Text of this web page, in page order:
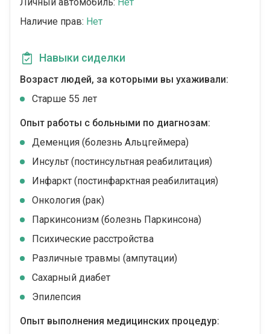
Наличие прав: Нет
Навыки сиделки
Возраст людей, за которыми вы ухаживали:
Cтарше 55 лет
Опыт работы с больными по диагнозам:
Деменция (болезнь Альцгеймера)
Инсульт (постинсультная реабилитация)
Инфаркт (постинфарктная реабилитация)
Онкология (рак)
Паркинсонизм (болезнь Паркинсона)
Психические расстройства
Различные травмы (ампутации)
Сахарный диабет
Эпилепсия
Опыт выполнения медицинских процедур: